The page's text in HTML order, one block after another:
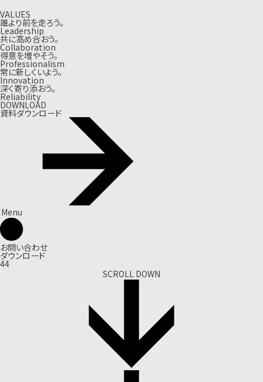
VALUES
誰より前を走ろう。
Leadership
共に高め合おう。
Collaboration
得意を増やそう。
Professionalism
常に新しくいよう。
Innovation
深く寄り添おう。
Reliability
DOWNLOAD
資料ダウンロード
Menu
お問い合わせ
ダウンロード
44
SCROLL DOWN